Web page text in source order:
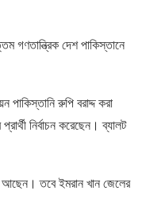
গণতান্ত্রিক দেশ পাকিস্তানে
পাকিস্তানি রুপি বরাদ্দ করা
নির্বাচন করেছেন। ব্যালট
আছেন। তবে ইমরান খান জেলের